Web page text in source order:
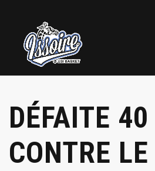
DÉFAITE
CONTRE